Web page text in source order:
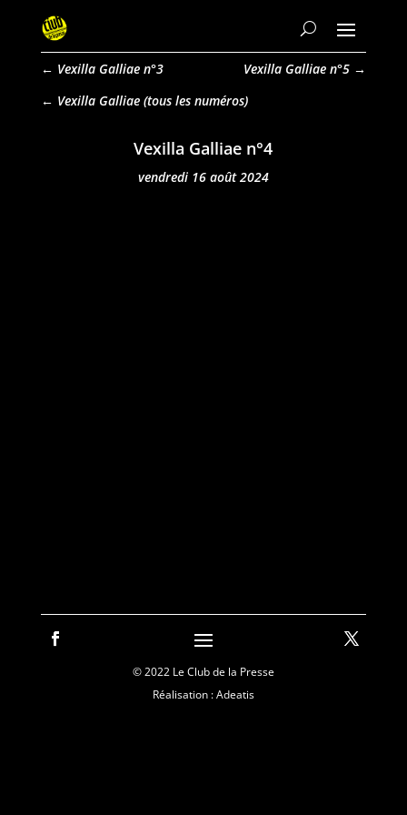
← Vexilla Galliae n°3 Vexilla Galliae n°5 →
Vexilla Galliae
Vexilla Galliae n°4
vendredi 16 août 2024
© 2022 Le Club de la Presse
Réalisation : Adeatis